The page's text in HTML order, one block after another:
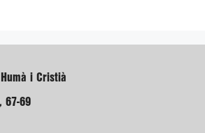
i Cristià
67-69